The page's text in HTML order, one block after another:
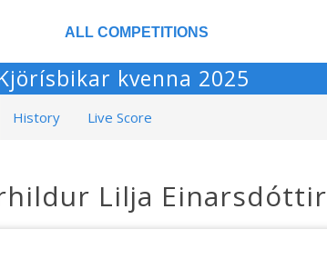
ALL COMPETITIONS
kvenna 2025
History Live Score
Lilja Einarsdóttir